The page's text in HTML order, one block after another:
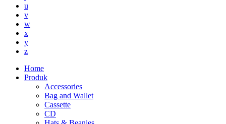
u
v
w
x
y
z
Home
Produk
Accessories
Bag and Wallet
Cassette
CD